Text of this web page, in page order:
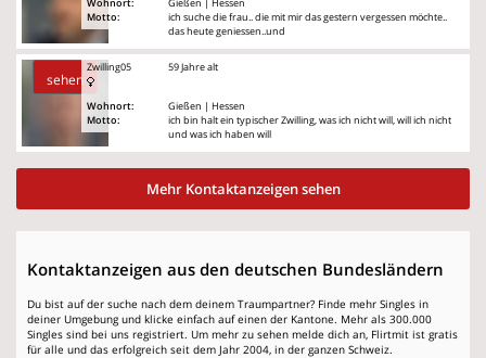
Motto:
ich suche die frau.. die mit mir das gestern vergessen möchte..
das heute geniessen..und
sehen
Zwilling05
Wohnort:
Motto:
59 Jahre alt
Gießen | Hessen
ich bin halt ein typischer Zwilling, was ich nicht will, will ich nicht
und was ich haben will
Mehr Kontaktanzeigen sehen
Kontaktanzeigen aus den deutschen Bundesländern
Du bist auf der suche nach dem deinem Traumpartner? Finde mehr Singles in
deiner Umgebung und klicke einfach auf einen der Kantone. Mehr als 300.000
Singles sind bei uns registriert. Um mehr zu sehen melde dich an, Flirtmit ist gratis
für alle und das erfolgreich seit dem Jahr 2004, in der ganzen Schweiz.